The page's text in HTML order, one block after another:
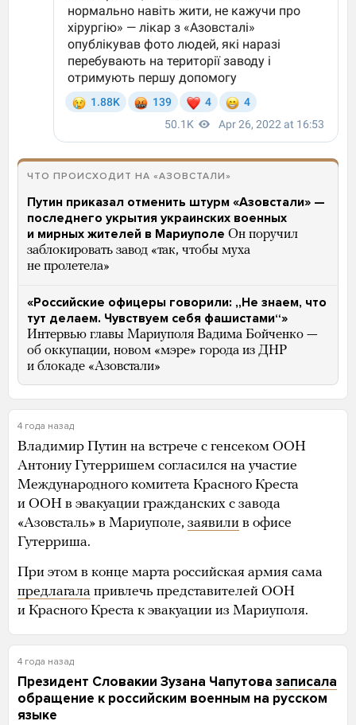
ЧТО ПРОИСХОДИТ НА «АЗОВСТАЛИ»
Путин приказал отменить штурм «Азовстали» —
последнего укрытия украинских военных
и мирных жителей в Мариуполе Он поручил
заблокировать завод «так, чтобы муха
не пролетела»
«Российские офицеры говорили: „Не знаем, что
тут делаем. Чувствуем себя фашистами“»
Интервью главы Мариуполя Вадима Бойченко —
об оккупации, новом «мэре» города из ДНР
и блокаде «Азовстали»
4 года назад
Владимир Путин на встрече с генсеком ООН
Антониу Гутерришем согласился на участие
Международного комитета Красного Креста
и ООН в эвакуации гражданских с завода
«Азовсталь» в Мариуполе, заявили в офисе
Гутерриша.
При этом в конце марта российская армия сама
предлагала привлечь представителей ООН
и Красного Креста к эвакуации из Мариуполя.
4 года назад
Президент Словакии Зузана Чапутова записала
обращение к российским военным на русском
языке